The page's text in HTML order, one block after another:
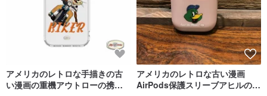
アメリカのレトロな手描きの古
い漫画の重機アウトローの携帯
アメリカのレトロな古い漫画
AirPods保護スリーブアヒルの子